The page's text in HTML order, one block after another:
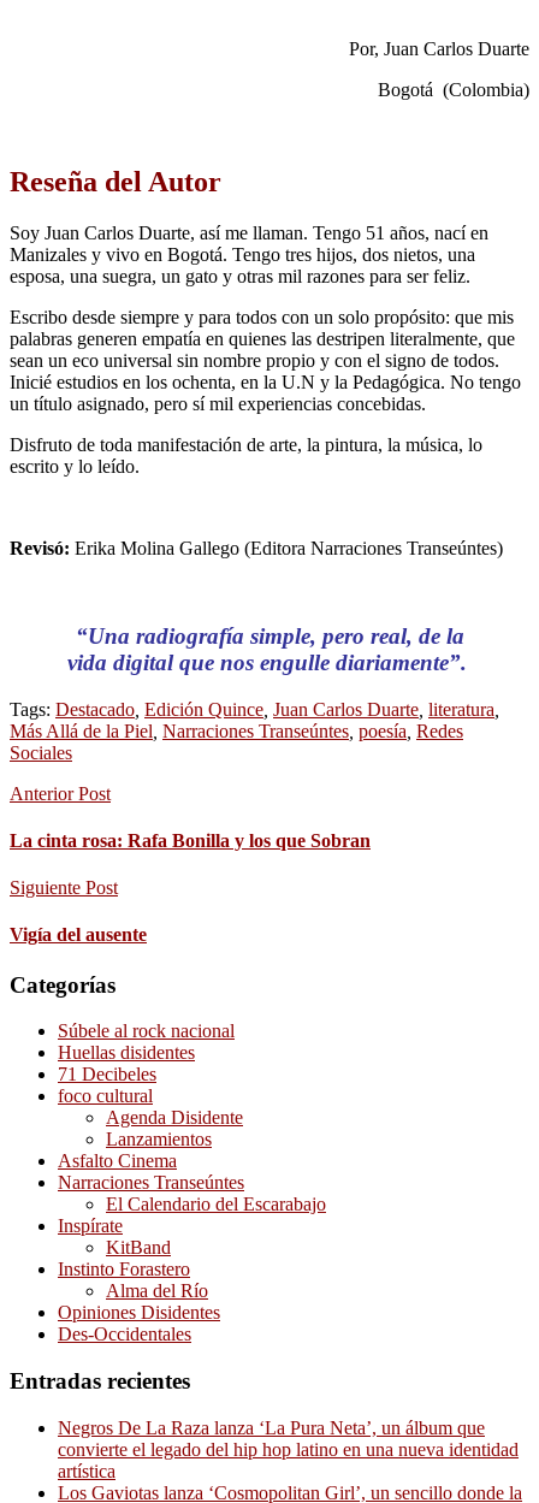
Por, Juan Carlos Duarte
Bogotá (Colombia)
Reseña del Autor
Soy Juan Carlos Duarte, así me llaman. Tengo 51 años, nací en
Manizales y vivo en Bogotá. Tengo tres hijos, dos nietos, una
esposa, una suegra, un gato y otras mil razones para ser feliz.
Escribo desde siempre y para todos con un solo propósito: que mis
palabras generen empatía en quienes las destripen literalmente, que
sean un eco universal sin nombre propio y con el signo de todos.
Inicié estudios en los ochenta, en la U.N y la Pedagógica. No tengo
un título asignado, pero sí mil experiencias concebidas.
Disfruto de toda manifestación de arte, la pintura, la música, lo
escrito y lo leído.
Revisó: Erika Molina Gallego (Editora Narraciones Transeúntes)
“Una radiografía simple, pero real, de la
vida digital que nos engulle diariamente”.
Tags: Destacado Edición Quince Juan Carlos Duarte literatura
Más Allá de la Piel Narraciones Transeúntes poesía Redes
Sociales
Anterior Post
La cinta rosa: Rafa Bonilla y los que Sobran
Siguiente Post
Vigía del ausente
Categorías
Súbele al rock nacional
Huellas disidentes
71 Decibeles
foco cultural
Agenda Disidente
Lanzamientos
Asfalto Cinema
Narraciones Transeúntes
El Calendario del Escarabajo
Inspírate
KitBand
Instinto Forastero
Alma del Río
Opiniones Disidentes
Des-Occidentales
Entradas recientes
Negros De La Raza lanza ‘La Pura Neta’, un álbum que
convierte el legado del hip hop latino en una nueva identidad
artística
Los Gaviotas lanza ‘Cosmopolitan Girl’, un sencillo donde la